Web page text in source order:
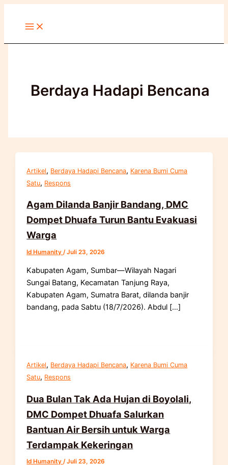
Lewati
konten
Berdaya Hadapi Bencana
Artikel, Berdaya Hadapi Bencana, Karena Bumi Cuma
Satu, Respons
Agam Dilanda Banjir Bandang, DMC
Dompet Dhuafa Turun Bantu Evakuasi
Warga
Id Humanity/Juli 23, 2026
Kabupaten Agam, Sumbar—Wilayah Nagari
Sungai Batang, Kecamatan Tanjung Raya,
Kabupaten Agam, Sumatra Barat, dilanda banjir
bandang, pada Sabtu (18/7/2026). Abdul […]
Artikel, Berdaya Hadapi Bencana, Karena Bumi Cuma
Satu, Respons
Dua Bulan Tak Ada Hujan di Boyolali,
DMC Dompet Dhuafa Salurkan
Bantuan Air Bersih untuk Warga
Terdampak Kekeringan
Id Humanity/Juli 23, 2026